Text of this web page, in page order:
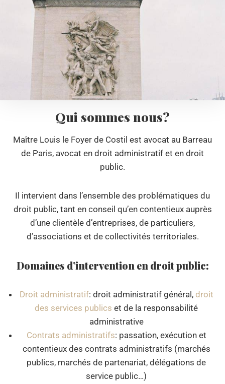
Qui sommes nous?
Maître Louis le Foyer de Costil est avocat au Barreau
de Paris, avocat en droit administratif et en droit
public.
Il intervient dans l’ensemble des problématiques du
droit public, tant en conseil qu’en contentieux auprès
d’une clientèle d’entreprises, de particuliers,
d’associations et de collectivités territoriales.
Domaines d’intervention en droit public:
Droit administratif: droit administratif général, droit
des services publics et de la responsabilité
administrative
Contrats administratifs: passation, exécution et
contentieux des contrats administratifs (marchés
publics, marchés de partenariat, délégations de
service public…)